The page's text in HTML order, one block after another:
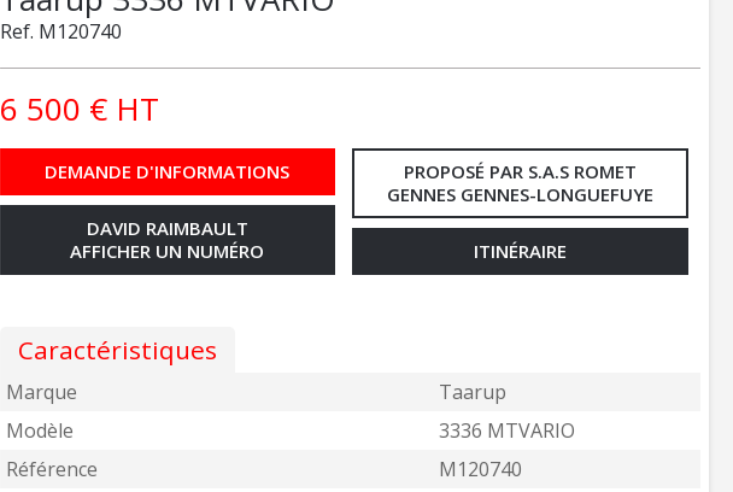
Ref. M120740
6 500 € HT
Caractéristiques
Marque
Taarup
Modèle
3336 MTVARIO
Référence
M120740
DEMANDE D'INFORMATIONS
DAVID RAIMBAULT
AFFICHER UN NUMÉRO
PROPOSÉ PAR S.A.S ROMET
GENNES GENNES-LONGUEFUYE
ITINÉRAIRE